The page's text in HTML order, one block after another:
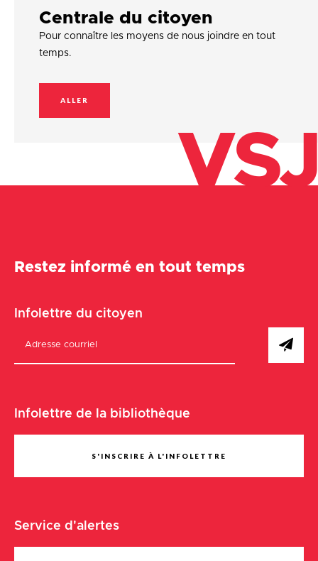
Centrale du citoyen
Pour connaître les moyens de nous joindre en tout
temps.
ALLER
VSJ
Restez informé en tout temps
Infolettre du citoyen
Infolettre de la bibliothèque
S'INSCRIRE À L'INFOLETTRE
Service d'alertes